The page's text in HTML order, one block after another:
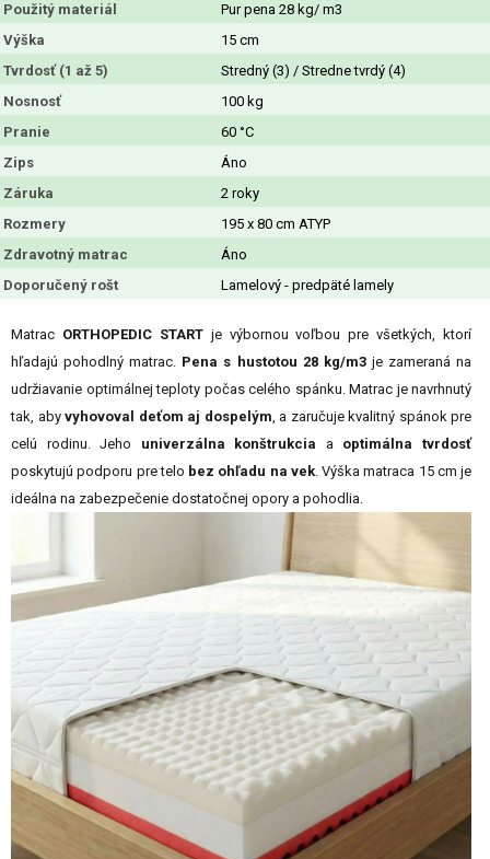
Použitý materiál
Pur pena 28 kg/ m3
Výška
15 cm
Tvrdosť (1 až 5)
Stredný (3) / Stredne tvrdý (4)
Nosnosť
100 kg
Pranie
60 °C
Zips
Áno
Záruka
2 roky
Rozmery
195 x 80 cm ATYP
Zdravotný matrac
Áno
Doporučený rošt
Lamelový - predpäté lamely
Matrac ORTHOPEDIC STARTje výbornou voľbou pre všetkých, ktorí
hľadajú pohodlný matrac. Pena s hustotou 28 kg/m3je zameraná na
udržiavanie optimálnej teploty počas celého spánku. Matrac je navrhnutý
tak, aby vyhovoval deťom aj dospelým, a zaručuje kvalitný spánok pre
celú rodinu. Jeho univerzálna konštrukcia a optimálna tvrdosť
poskytujú podporu pre telo bez ohľadu na vek. Výška matraca 15 cm je
ideálna na zabezpečenie dostatočnej opory a pohodlia.